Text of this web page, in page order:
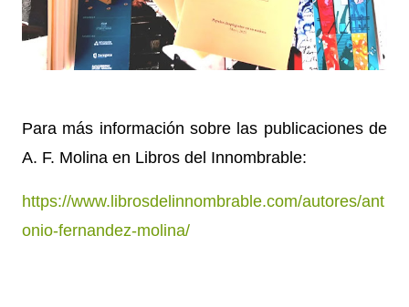
Para más información sobre las publicaciones de
A. F. Molina en Libros del Innombrable:
https://www.librosdelinnombrable.com/autores/ant
onio-fernandez-molina/